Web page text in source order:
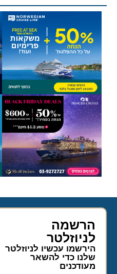
הרשמה
לניוזלטר​
הירשמו עכשיו לניוזלטר
שלנו כדי להשאר
מעודכנים